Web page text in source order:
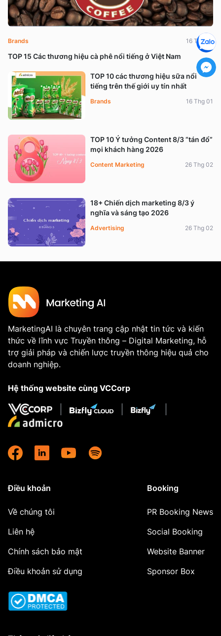
TOP 15 Các thương hiệu cà phê nổi tiếng ở Việt Nam
Brands 16 Thg 01
TOP 10 các thương hiệu sữa nổi
tiếng trên thế giới uy tín nhất
Brands 16 Thg 01
TOP 10 Ý tưởng Content 8/3 “tán đổ”
mọi khách hàng 2026
Content Marketing 26 Thg 02
18+ Chiến dịch marketing 8/3 ý
nghĩa và sáng tạo 2026
Advertising 26 Thg 02
MarketingAI là chuyên trang cập nhật tin tức và kiến
thức về lĩnh vực Truyền thông – Digital Marketing, hỗ
trợ giải pháp và chiến lược truyền thông hiệu quả cho
doanh nghiệp.
Hệ thống website cùng VCCorp
Điều khoản
Về chúng tôi
Liên hệ
Chính sách bảo mật
Điều khoản sử dụng
Booking
PR Booking News
Social Booking
Website Banner
Sponsor Box